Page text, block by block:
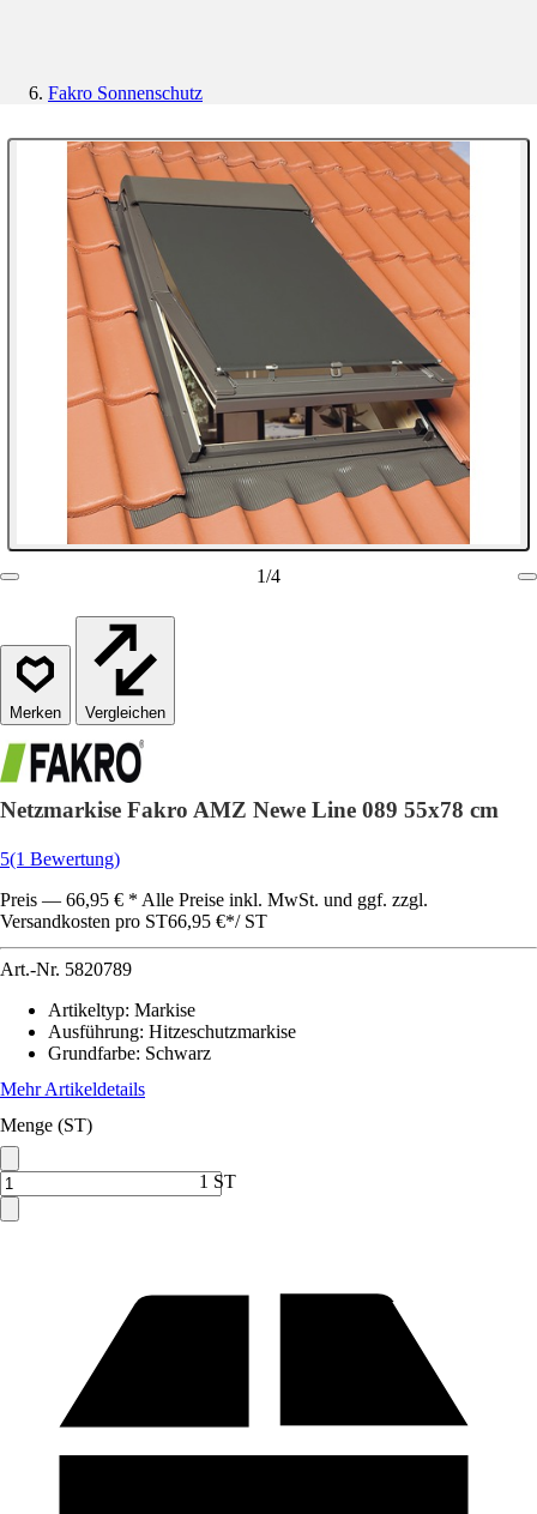
Fakro Sonnenschutz
1/4
Vergleichen
Netzmarkise Fakro AMZ Newe Line 089 55x78 cm
5(1 Bewertung)
Preis — 66,95 € * Alle Preise inkl. MwSt. und ggf. zzgl.
Versandkosten pro ST66,95 €*/ ST
Art.-Nr. 5820789
Artikeltyp: Markise
Ausführung: Hitzeschutzmarkise
Grundfarbe: Schwarz
Mehr Artikeldetails
Menge (ST)
1 ST